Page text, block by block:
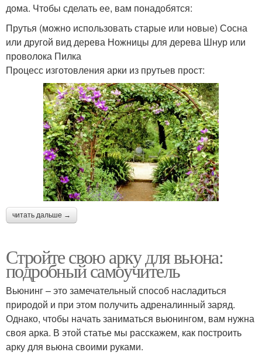
дома. Чтобы сделать ее, вам понадобятся:
Прутья (можно использовать старые или новые) Сосна
или другой вид дерева Ножницы для дерева Шнур или
проволока Пилка
Процесс изготовления арки из прутьев прост:
читать дальше →
Стройте свою арку для вьюна:
подробный самоучитель
Вьюнинг – это замечательный способ насладиться
природой и при этом получить адреналинный заряд.
Однако, чтобы начать заниматься вьюнингом, вам нужна
своя арка. В этой статье мы расскажем, как построить
арку для вьюна своими руками.